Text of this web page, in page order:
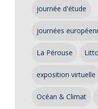
journée d'étude
journées
La Pérouse
exposition virtuelle
Océan & Climat